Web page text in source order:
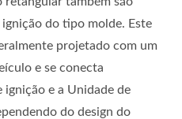
do tipo molde. Este
projetado com um
e se conecta
ignição e a Unidade de
do design do